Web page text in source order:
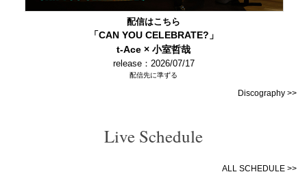
配信はこちら
「CAN YOU CELEBRATE?」
t-Ace × 小室哲哉
release：2026/07/17
配信先に準ずる
Discography >>
Live Schedule
ALL SCHEDULE >>